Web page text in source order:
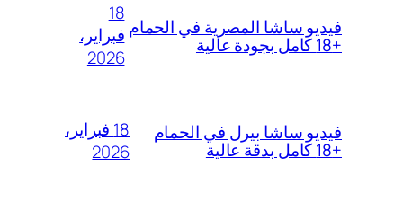
فيديو ساشا المصرية في الحمام
+18 كامل بجودة عالية
18
فبراير،
2026
فيديو ساشا بيرل في الحمام
+18 كامل بدقة عالية
18 فبراير،
2026